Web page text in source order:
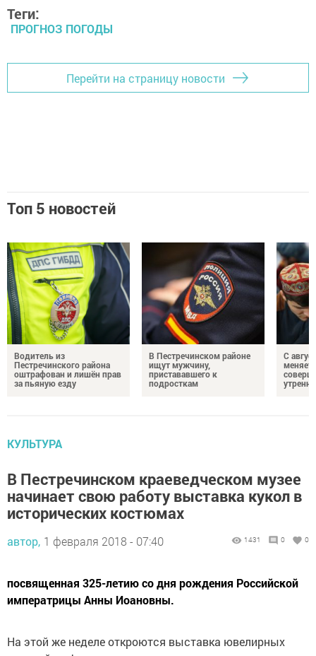
Теги:
ПРОГНОЗ ПОГОДЫ
Перейти на страницу новости
Топ 5 новостей
Водитель из
Пестречинского района
оштрафован и лишён прав
за пьяную езду
В Пестречинском районе
ищут мужчину,
пристававшего к
подросткам
С
КУЛЬТУРА
В Пестречинском краеведческом музее
начинает свою работу выставка кукол в
исторических костюмах
автор, 1 февраля 2018 - 07:40 1431 0 0
посвященная 325-летию со дня рождения Российской
императрицы Анны Иоановны.
На этой же неделе откроются выставка ювелирных